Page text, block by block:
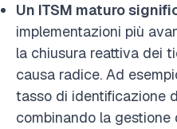
Un ITSM maturo
implementazioni più
la chiusura reattiva dei
causa radice. Ad
tasso di identificazione
combinando la